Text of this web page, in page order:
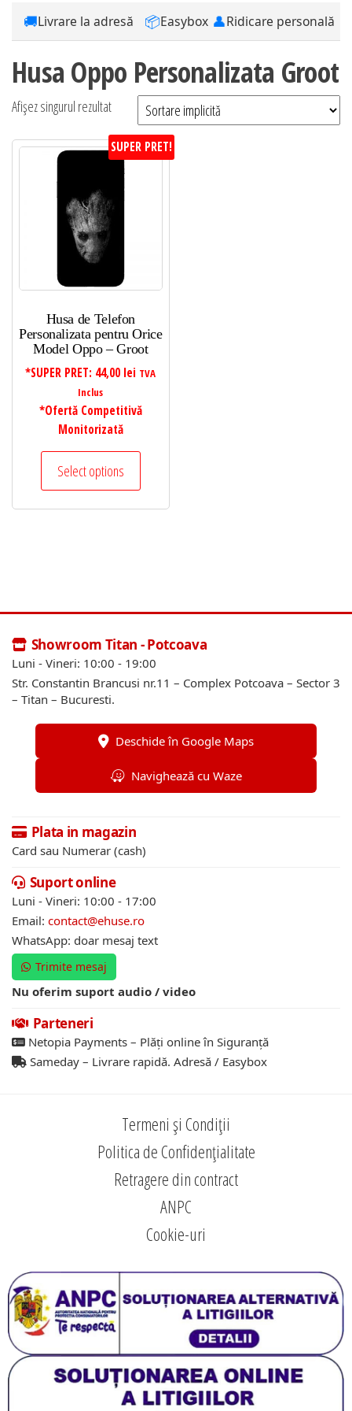
🚚Livrare la adresă 📦Easybox 👤Ridicare personală
Husa Oppo Personalizata Groot
Afișez singurul rezultat
SUPER PRET!
Husa de Telefon
Personalizata pentru Orice
Model Oppo – Groot
*SUPER PRET: 44,00 lei TVA
Inclus
*Ofertă Competitivă
Monitorizată
Select options
Showroom Titan - Potcoava
Luni - Vineri: 10:00 - 19:00
Str. Constantin Brancusi nr.11 – Complex Potcoava – Sector 3
– Titan – Bucuresti.
Deschide în Google Maps
Navighează cu Waze
Plata in magazin
Card sau Numerar (cash)
Suport online
Luni - Vineri: 10:00 - 17:00
Email: contact@ehuse.ro
WhatsApp: doar mesaj text
Trimite mesaj
Nu oferim suport audio / video
Parteneri
Netopia Payments – Plăți online în Siguranță
Sameday – Livrare rapidă. Adresă / Easybox
Termeni și Condiții
Politica de Confidențialitate
Retragere din contract
ANPC
Cookie-uri